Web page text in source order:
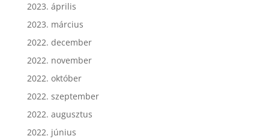
2023. április
2023. március
2022. december
2022. november
2022. október
2022. szeptember
2022. augusztus
2022. június